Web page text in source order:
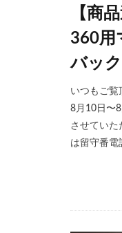
【商
360用
バッ
いつもご覧
8月10日〜
させてい
は留守番電